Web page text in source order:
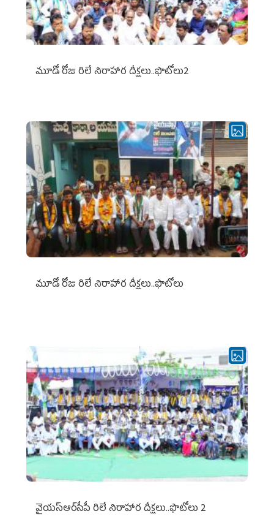
మూడో రోజు రిలే నిరాహార దీక్షలు..ఫొటోలు2
మూడో రోజు రిలే నిరాహార దీక్షలు..ఫొటోలు
వైయ‌స్ఆర్‌సీపీ రిలే నిరాహార దీక్షలు..ఫొటోలు 2